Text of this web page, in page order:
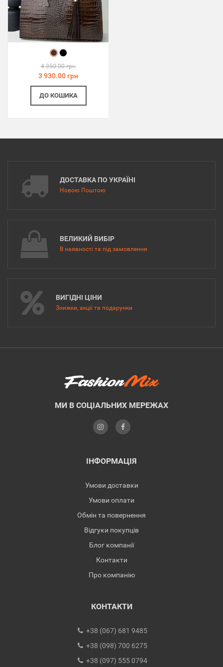
4 350.00 грн
3 930.00 грн
ДО КОШИКА
ДОСТАВКА ПО УКРАЇНІ
Новою Поштою
ВЕЛИКИЙ ВИБІР
В наявності та під замовлення
ВИГІДНІ ЦІНИ
Знижки, акції та подарунки
МИ В СОЦІАЛЬНИХ МЕРЕЖАХ
ІНФОРМАЦІЯ
Умови доставки
Умови оплати
Обмін та повернення
Відгуки покупців
Блог компанії
Контакти
Про компанію
КОНТАКТИ
+38 (067) 681 9485
+38 (098) 700 6275
+38 (097) 555 0794